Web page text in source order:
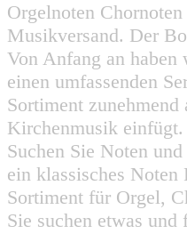
Orgelnoten
Musikversand. Der
Von Anfang an
einen umfassenden
Sortiment
Kirchenmusik
Suchen Sie Noten
ein klassisches
Sortiment für Orgel,
Sie suchen etwas